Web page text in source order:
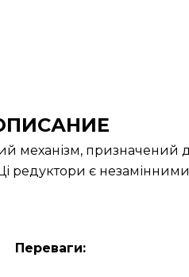
механізм, призначений
редуктори є
Переваги: